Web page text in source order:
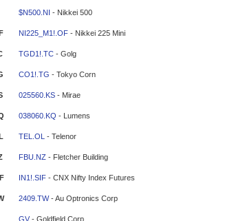
$N500.NI - Nikkei 500
NI225_M1!.OF - Nikkei 225 Mini
TGD1!.TC - Golg
CO1!.TG - Tokyo Corn
025560.KS - Mirae
038060.KQ - Lumens
TEL.OL - Telenor
FBU.NZ - Fletcher Building
IN1!.SIF - CNX Nifty Index Futures
2409.TW- Au Optronics Corp
GV - Goldfield Corp